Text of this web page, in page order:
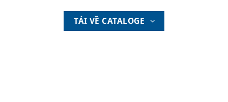
SẢN PHẨM LIÊN